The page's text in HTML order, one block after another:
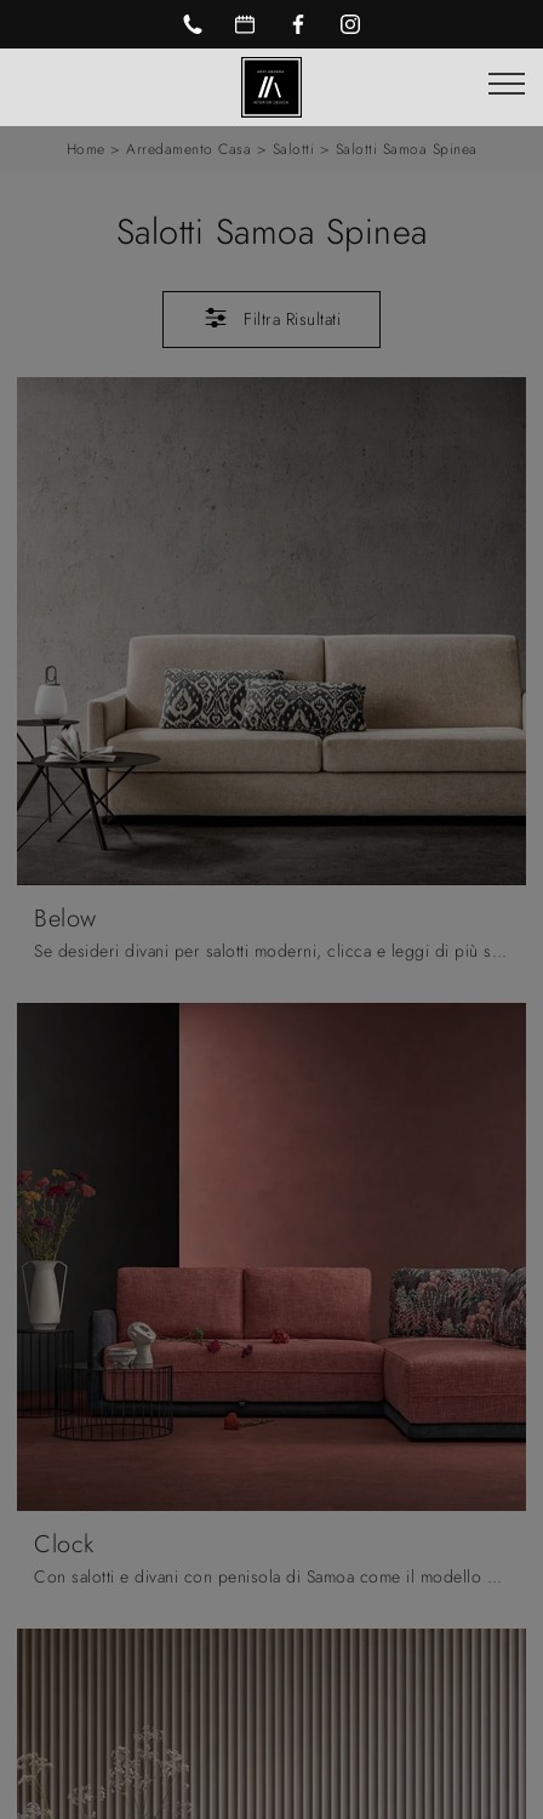
Home > Arredamento Casa > Salotti > Salotti Samoa Spinea
Salotti Samoa Spinea
Filtra Risultati
Below
Se desideri divani per salotti moderni, clicca e leggi di più sul modello Below in tessuto del brand Samoa.
Clock
Con salotti e divani con penisola di Samoa come il modello Clock in tessuto, potrai completare il tuo concept d'arredo.